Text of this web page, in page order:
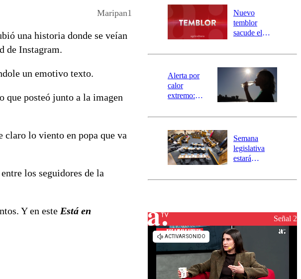
Maripan1
una historia donde se veían
de Instagram.
un emotivo texto.
que posteó junto a la imagen
claro lo viento en popa que va
los seguidores de la
Y en este Está en
río Damas:
activa
mensajería
SAE
Nuevo
temblor
sacude el
revisa la
epicentro
Alerta por
calor
extremo:
activa Alerta
Preventiva en
tres comunas
Semana
legislativa
estará
el fin de la
reconstrucciónSeñal 2